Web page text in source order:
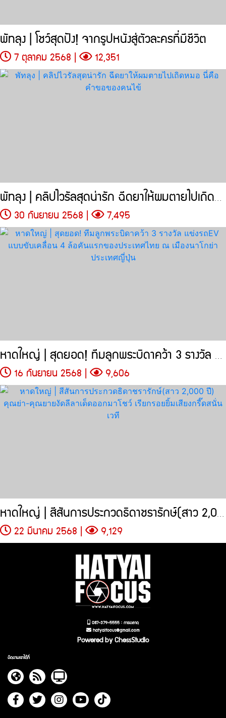
พัทลุง | โชว์สุดปัง! จากรูปหนังสู่ตัวละครที่มีชีวิต
7 ตุลาคม 2568 | 12,351
พัทลุง | คลิปไวรัลสุดน่ารัก ฉีดยาให้ผมตายไปเถิดหมอ นี่คือคำขอของคนไข้
30 กันยายน 2568 | 7,495
หาดใหญ่ | สุดยอด! ทีมลูกพระบิดาคว้า 3 รางวัล แข่งรถEV แบบขับเคลื่อน 4
16 กันยายน 2568 | 9,606
หาดใหญ่ | สีสันการประกวดธิดาชรารักษ์(สาว 2,000 ปี)
22 มีนาคม 2568 | 9,129
087-379-5555 : การตลาด
hatyaifocus@gmail.com
Powered by ChessStudio
ติดตามเราได้ที่